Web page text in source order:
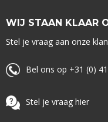
WIJ STAAN KLAAR
Stel je vraag aan onze
Bel ons op +31 (0)
Stel je vraag hier